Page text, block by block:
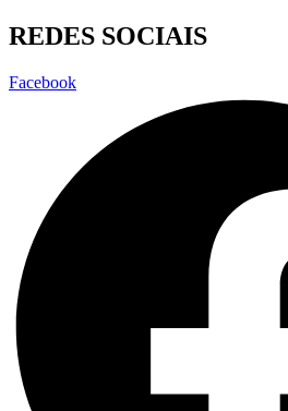
REDES SOCIAIS
Facebook